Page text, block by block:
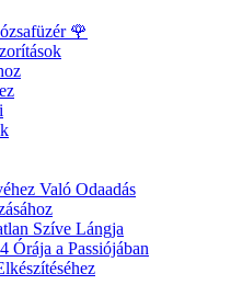
🌹
Való Odaadás
Szíve Lángja
Órája a Passiójában